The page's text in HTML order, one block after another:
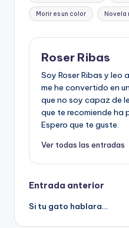
Morir es un color Novela
Roser Ribas
Soy Roser Ribas y leo
me he convertido en
que no soy capaz de
que te recomiende
Espero que te guste.
Ver todas las entradas
Navegación
de
Entrada anterior
Si tu gato hablara…